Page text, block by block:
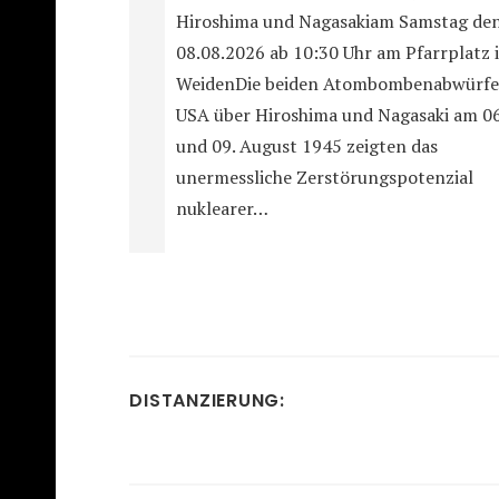
Hiroshima und Nagasakiam Samstag
08.08.2026 ab 10:30 Uhr am Pfarrplatz
WeidenDie beiden
USA über Hiroshima und Nagasaki am
und 09. August 1945 zeigten das
unermessliche Zerstörungspotenzial
nuklearer…
DISTANZIERUNG: